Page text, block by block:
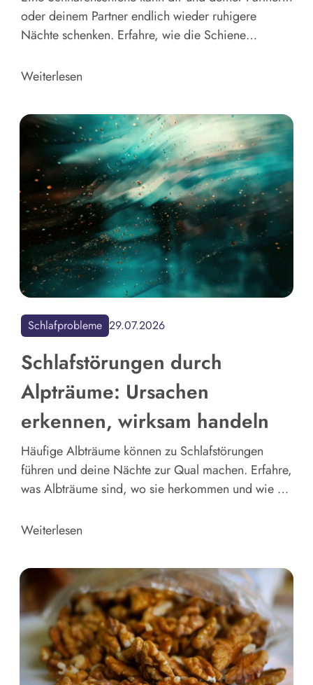
oder deinem Partner endlich wieder ruhigere
Nächte schenken. Erfahre, wie die Schiene
Anpassung abläuft. Plus Kosten, Erstattung und
Weiterlesen
Schlafprobleme 29.07.2026
Schlafstörungen durch
Alpträume: Ursachen
erkennen, wirksam handeln
Häufige Albträume können zu Schlafstörungen
führen und deine Nächte zur Qual machen. Erfahre,
was Albträume sind, wo sie herkommen und wie du
kannst.
Weiterlesen